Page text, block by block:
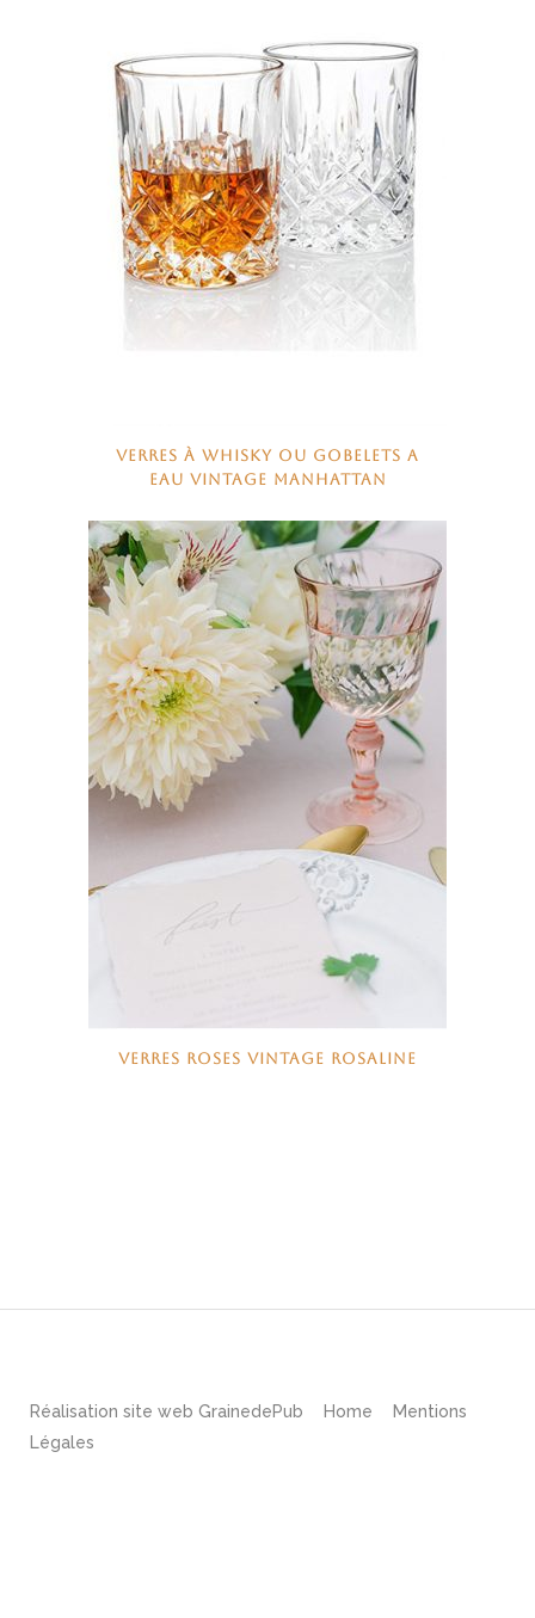
VERRES À WHISKY OU GOBELETS A
EAU VINTAGE MANHATTAN
VERRES ROSES VINTAGE ROSALINE
Réalisation site web GrainedePub Home
Mentions
Légales